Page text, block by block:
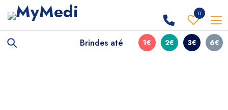
0
Brindes até 1€ 2€ 3€ 6€